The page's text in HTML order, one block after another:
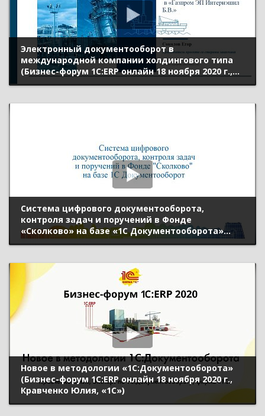
Электронный документооборот в
международной компании холдингового типа
(Бизнес-форум 1С:ERP онлайн 18 ноября 2020 г.,
Соколов Егор, «Gazprom International»)
Cистема цифрового документооборота,
контроля задач и поручений в Фонде
«Сколково» на базе «1С Документооборота»
(Бизнес-форум 1С:ERP онлайн 18 ноября 2020 г.,
Новое в методологии «1С:Документооборота»
(Бизнес-форум 1С:ERP онлайн 18 ноября 2020 г.,
Кравченко Юлия, «1С»)